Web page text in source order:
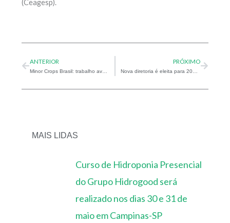
(Ceagesp).
ANTERIOR PRÓXIMO
MAIS LIDAS
Curso de Hidroponia Presencial
do Grupo Hidrogood será
realizado nos dias 30 e 31 de
maio em Campinas-SP